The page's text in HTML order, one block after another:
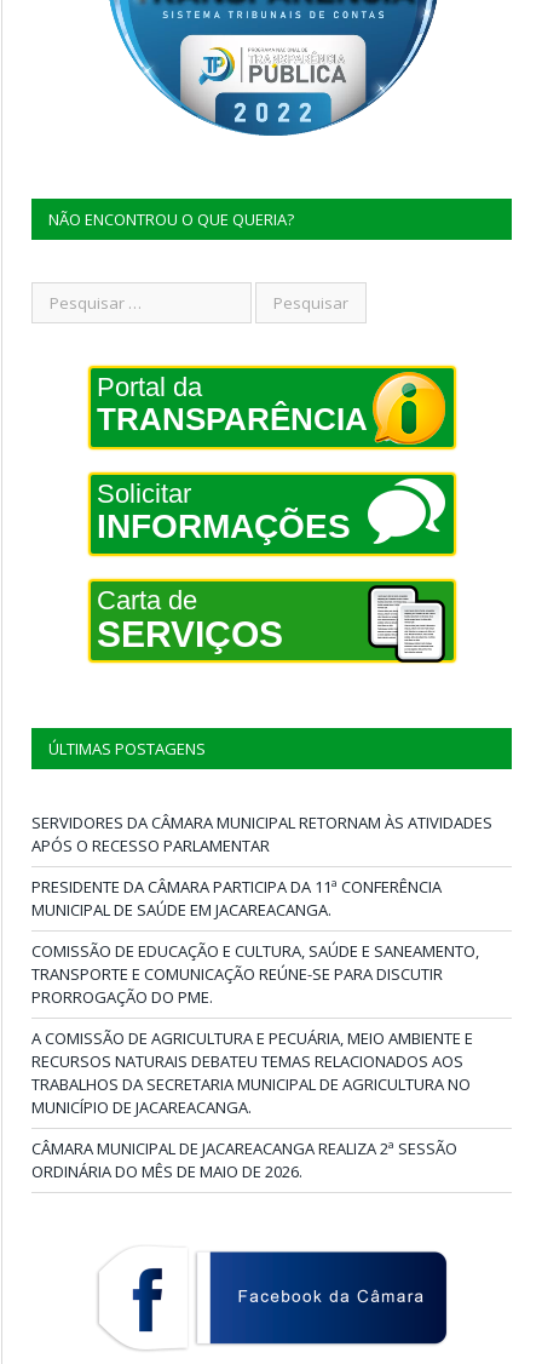
NÃO ENCONTROU O QUE QUERIA?
Portal da
TRANSPARÊNCIA
Solicitar
INFORMAÇÕES
Carta de
SERVIÇOS
ÚLTIMAS POSTAGENS
SERVIDORES DA CÂMARA MUNICIPAL RETORNAM ÀS ATIVIDADES
APÓS O RECESSO PARLAMENTAR
PRESIDENTE DA CÂMARA PARTICIPA DA 11ª CONFERÊNCIA
MUNICIPAL DE SAÚDE EM JACAREACANGA.
COMISSÃO DE EDUCAÇÃO E CULTURA, SAÚDE E SANEAMENTO,
TRANSPORTE E COMUNICAÇÃO REÚNE-SE PARA DISCUTIR
PRORROGAÇÃO DO PME.
A COMISSÃO DE AGRICULTURA E PECUÁRIA, MEIO AMBIENTE E
RECURSOS NATURAIS DEBATEU TEMAS RELACIONADOS AOS
TRABALHOS DA SECRETARIA MUNICIPAL DE AGRICULTURA NO
MUNICÍPIO DE JACAREACANGA.
CÂMARA MUNICIPAL DE JACAREACANGA REALIZA 2ª SESSÃO
ORDINÁRIA DO MÊS DE MAIO DE 2026.